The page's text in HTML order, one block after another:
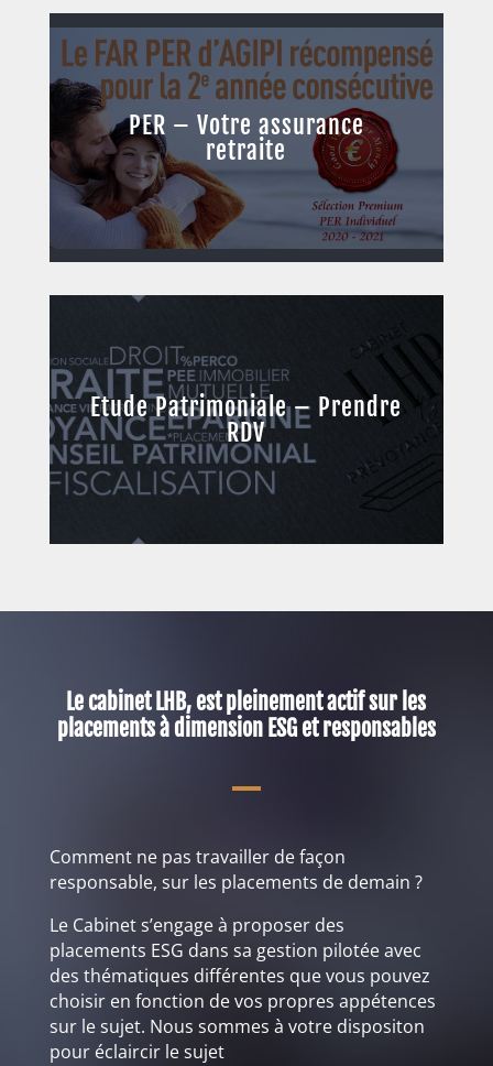
PER – Votre assurance
retraite
Etude Patrimoniale – Prendre
RDV
Le cabinet LHB, est pleinement actif sur les
placements à dimension ESG et responsables
Comment ne pas travailler de façon
responsable, sur les placements de demain ?
Le Cabinet s’engage à proposer des
placements ESG dans sa gestion pilotée avec
des thématiques différentes que vous pouvez
choisir en fonction de vos propres appétences
sur le sujet. Nous sommes à votre dispositon
pour éclaircir le sujet